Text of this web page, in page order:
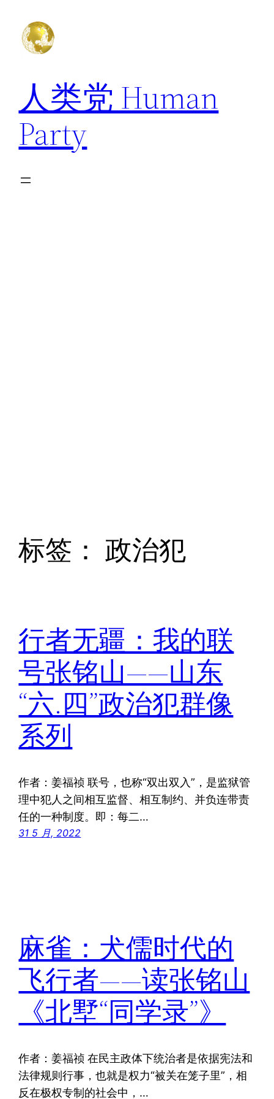
人类党 Human
Party
标签：政治犯
行者无疆：我的联
号张铭山——山东
“六.四”政治犯群像
系列
作者：姜福祯 联号，也称“双出双入”，是监狱管
理中犯人之间相互监督、相互制约、并负连带责
任的一种制度。即：每二…
31 5 月, 2022
麻雀：犬儒时代的
飞行者——读张铭山
《北墅“同学录”》
作者：姜福祯 在民主政体下统治者是依据宪法和
法律规则行事，也就是权力“被关在笼子里”，相
反在极权专制的社会中，…